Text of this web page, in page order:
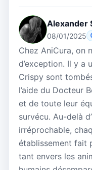
Alexander
08/01/2025
Chez AniCura, on
d’exception. Il y a
Crispy sont
l’aide du Docteur
et de toute leur
survécu. Au-delà
irréprochable,
établissement fait
tant envers les